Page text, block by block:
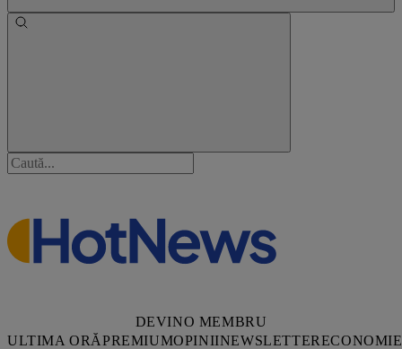
DEVINO MEMBRU
ULTIMA ORĂPREMIUMOPINIINEWSLETTERECONOMIE